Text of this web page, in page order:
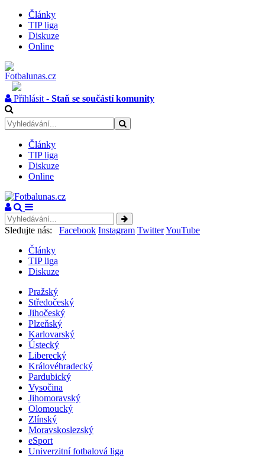
Články
TIP liga
Diskuze
Online
Přihlásit - Staň se součástí komunity
Články
TIP liga
Diskuze
Online
Sledujte nás: Facebook Instagram TwitterYouTube
Články
TIP liga
Diskuze
Pražský
Středočeský
Jihočeský
Plzeňský
Karlovarský
Ústecký
Liberecký
Královéhradecký
Pardubický
Vysočina
Jihomoravský
Olomoucký
Zlínský
Moravskoslezský
eSport
Univerzitní fotbalová liga